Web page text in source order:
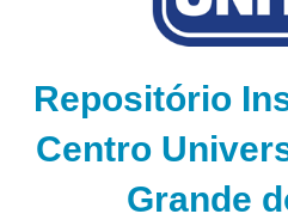
Repositório
Centro
Grande